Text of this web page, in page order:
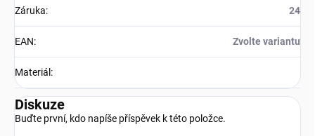
Záruka: 24
EAN: Zvolte variantu
Materiál :
Diskuze
Buďte první, kdo napíše příspěvek k této položce.